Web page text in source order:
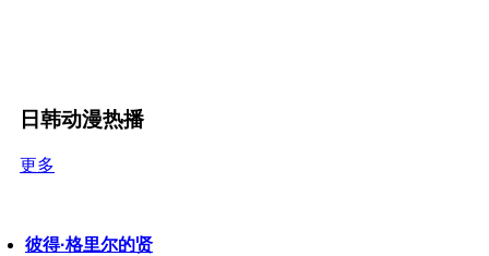
日韩动漫热播
更多
彼得·格里尔的贤